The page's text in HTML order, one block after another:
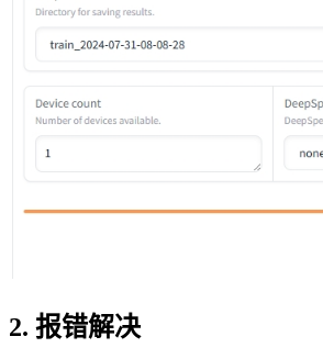
2. 报错解决